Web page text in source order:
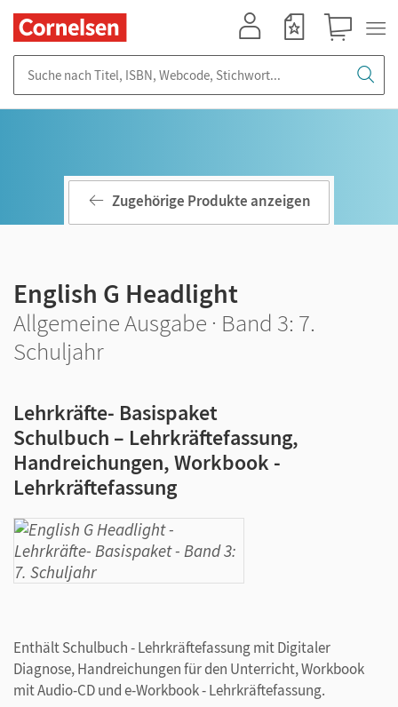
Zugehörige Produkte anzeigen
English G Headlight
Allgemeine Ausgabe · Band 3: 7.
Schuljahr
Lehrkräfte- Basispaket
Schulbuch – Lehrkräftefassung,
Handreichungen, Workbook -
Lehrkräftefassung
Enthält Schulbuch - Lehrkräftefassung mit Digitaler
Diagnose, Handreichungen für den Unterricht, Workbook
mit Audio-CD und e-Workbook - Lehrkräftefassung.